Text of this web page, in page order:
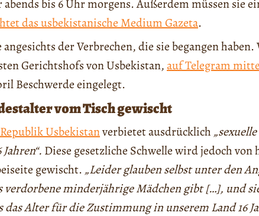
bis 6 Uhr morgens. Außerdem müssen sie
das usbekistanische Medium Gazeta.
der Verbrechen, die sie begangen
Gerichtshofs von Usbekistan,auf Telegram
Beschwerde eingelegt.
vom Tisch gewischt
Usbekistanverbietet ausdrücklich
Diese gesetzliche Schwelle wird jedoch von
gewischt. „Leider glauben selbst unter den
verdorbene minderjährige Mädchen gibt […], und
Alter für die Zustimmung in unserem Land 16